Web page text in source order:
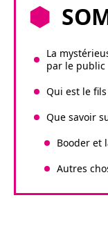
La
par le public
Qui est le fils
Que savoir
Booder et
Autres